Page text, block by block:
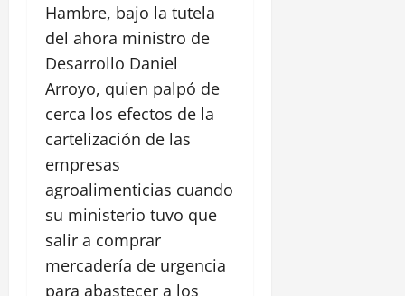
Hambre, bajo la tutela
del ahora ministro de
Desarrollo Daniel
Arroyo, quien palpó de
cerca los efectos de la
cartelización de las
empresas
agroalimenticias cuando
su ministerio tuvo que
salir a comprar
mercadería de urgencia
para abastecer a los